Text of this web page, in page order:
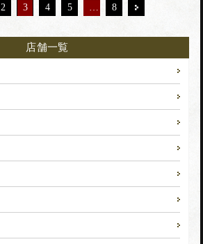
2 3 4 5 8
店舗一覧